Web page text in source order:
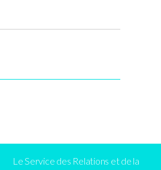
Le Service des Relations et de la